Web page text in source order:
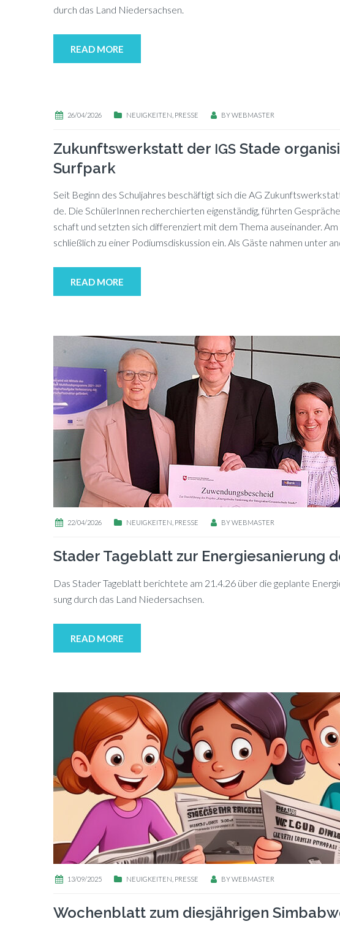
durch das Land Niedersachsen.
READ MORE
26/04/2026 NEUIGKEITEN PRESSE BYWEBMASTER
Zukunftswerkstatt der IGS Stade
Surfpark
Seit Be­ginn des Schul­jah­res be­schäf­tigt sich die AG
de. Die Schü­le­rIn­nen re­cher­chier­ten ei­gen­stän­dig, führ­ten
schaft und setz­ten sich dif­fe­ren­ziert mit dem The­ma auseinander.
schließ­lich zu ei­ner Po­di­ums­dis­kus­si­on ein. Als Gäs­te nah­men un­ter
READ MORE
22/04/2026 NEUIGKEITEN PRESSE BYWEBMASTER
Stader Tageblatt zur Energiesanierung
Das Stader Ta­ge­blatt be­rich­te­te am 21.4.26 über die ge­plan­te
sung durch das Land Niedersachsen.
READ MORE
13/09/2025 NEUIGKEITEN PRESSE BYWEBMASTER
Wochenblatt zum diesjährigen